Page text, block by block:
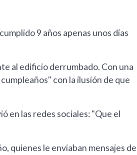
9 años apenas unos días
al edificio derrumbado. Con una
con la ilusión de que
en las redes sociales: "Que el
quienes le enviaban mensajes de